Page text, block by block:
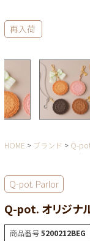
再入荷
HOME ブランド Q-
Q-pot. Parlor
Q-pot. オリジナ
商品番号5200212BEG